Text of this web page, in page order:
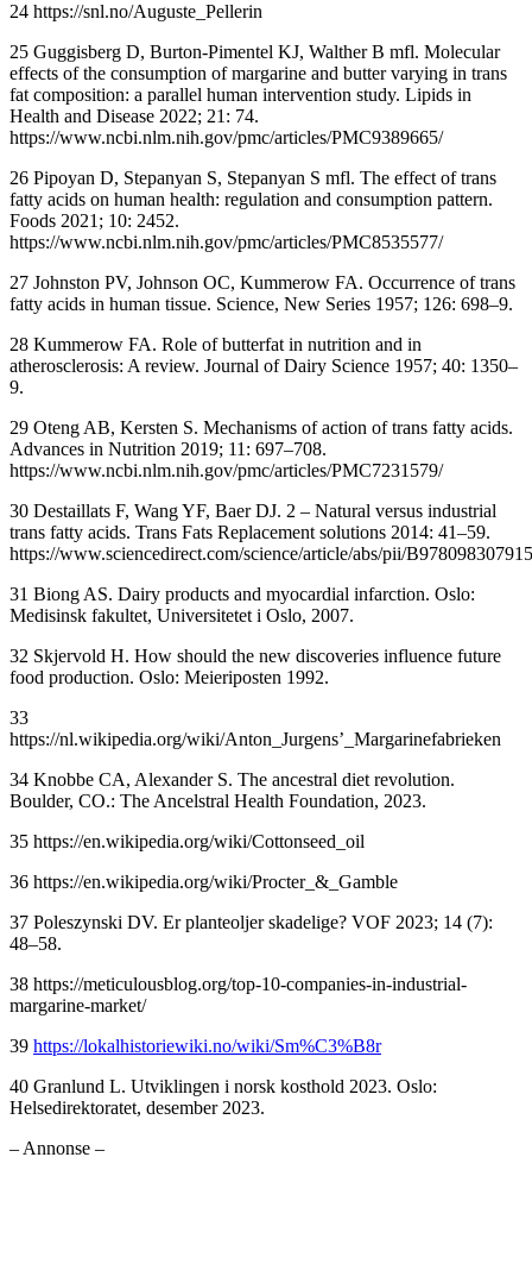
24 https://snl.no/Auguste_Pellerin
25 Guggisberg D, Burton-Pimentel KJ, Walther B mfl. Molecular
effects of the consumption of margarine and butter varying in trans
fat composition: a parallel human intervention study. Lipids in
Health and Disease 2022; 21: 74.
https://www.ncbi.nlm.nih.gov/pmc/articles/PMC9389665/
26 Pipoyan D, Stepanyan S, Stepanyan S mfl. The effect of trans
fatty acids on human health: regulation and consumption pattern.
Foods 2021; 10: 2452.
https://www.ncbi.nlm.nih.gov/pmc/articles/PMC8535577/
27 Johnston PV, Johnson OC, Kummerow FA. Occurrence of trans
fatty acids in human tissue. Science, New Series 1957; 126: 698–9.
28 Kummerow FA. Role of butterfat in nutrition and in
atherosclerosis: A review. Journal of Dairy Science 1957; 40: 1350–
9.
29 Oteng AB, Kersten S. Mechanisms of action of trans fatty acids.
Advances in Nutrition 2019; 11: 697–708.
https://www.ncbi.nlm.nih.gov/pmc/articles/PMC7231579/
30 Destaillats F, Wang YF, Baer DJ. 2 – Natural versus industrial
trans fatty acids. Trans Fats Replacement solutions 2014: 41–59.
https://www.sciencedirect.com/science/article/abs/pii/
31 Biong AS. Dairy products and myocardial infarction. Oslo:
Medisinsk fakultet, Universitetet i Oslo, 2007.
32 Skjervold H. How should the new discoveries influence future
food production. Oslo: Meieriposten 1992.
33
https://nl.wikipedia.org/wiki/Anton_Jurgens’_Margarinefabrieken
34 Knobbe CA, Alexander S. The ancestral diet revolution.
Boulder, CO.: The Ancelstral Health Foundation, 2023.
35 https://en.wikipedia.org/wiki/Cottonseed_oil
36 https://en.wikipedia.org/wiki/Procter_&_Gamble
37 Poleszynski DV. Er planteoljer skadelige? VOF 2023; 14 (7):
48–58.
38 https://meticulousblog.org/top-10-companies-in-industrial-
margarine-market/
39 https://lokalhistoriewiki.no/wiki/Sm%C3%B8r
40 Granlund L. Utviklingen i norsk kosthold 2023. Oslo:
Helsedirektoratet, desember 2023.
– Annonse –